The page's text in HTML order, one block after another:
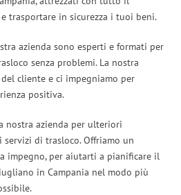
trasportare in sicurezza i tuoi beni.
azienda sono esperti e formati per
senza problemi. La nostra
cliente e ci impegniamo per
positiva.
nostra azienda per ulteriori
di trasloco. Offriamo un
impegno, per aiutarti a pianificare il
in Campania nel modo più